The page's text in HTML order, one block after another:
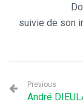
suivie de son
Previous
André